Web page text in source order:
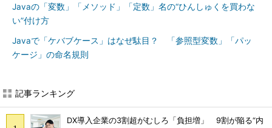
Javaの「変数」「メソッド」「定数」名の“ひんしゅくを買わな
い”付け方
Javaで「ケバブケース」はなぜ駄目？ 「参照型変数」「パッ
ケージ」の命名規則
記事ランキング
DX導入企業の3割超がむしろ「負担増」 9割が陥る“内